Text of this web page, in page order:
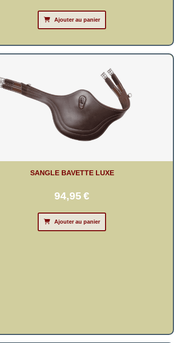
Ajouter au panier
SANGLE BAVETTE LUXE
94,95 €
Ajouter au panier